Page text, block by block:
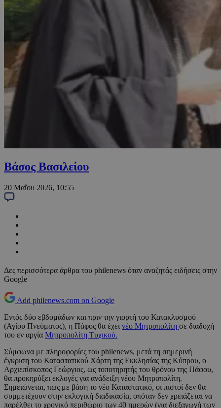
Βάσος Βασιλείου
20 Μαΐου 2026, 10:55
Δες περισσότερα άρθρα του philenews όταν αναζητάς ειδήσεις στην
Google
Add philenews.com on Google
Εντός δύο εβδομάδων και πριν την γιορτή του Κατακλυσμού
(Αγίου Πνεύματος), η Πάφος θα έχει νέο Μητροπολίτη σε διαδοχή
του εν αργία Μητροπολίτη Τυχικού.
Σύμφωνα με πληροφορίες του philenews, μετά τη σημερινή
έγκριση του Καταστατικού Χάρτη της Εκκλησίας της Κύπρου, ο
Αρχιεπίσκοπος Γεώργιος, ως τοποτηρητής του θρόνου της Πάφου,
θα προκηρύξει εκλογές για ανάδειξη νέου Μητροπολίτη.
Σημειώνεται, πως με βάση το νέο Καταστατικό, οι πιστοί δεν θα
συμμετέχουν στην εκλογική διαδικασία, οπόταν δεν χρειάζεται να
παρέλθει το χρονικό περιθώριο των 40 ημερών (για διεξαγωγή των